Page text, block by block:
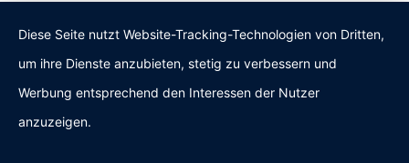
Diese Seite nutzt Website-Tracking-Technologien von Dritten,
um ihre Dienste anzubieten, stetig zu verbessern und
Werbung entsprechend den Interessen der Nutzer
anzuzeigen.